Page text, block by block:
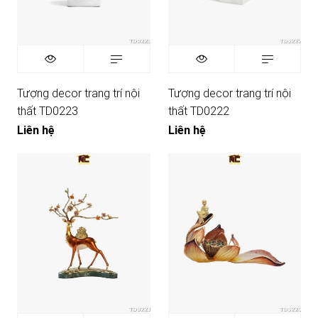
Tượng decor trang trí nội
thất TD0223
Liên hệ
Tượng decor trang trí nội
thất TD0222
Liên hệ